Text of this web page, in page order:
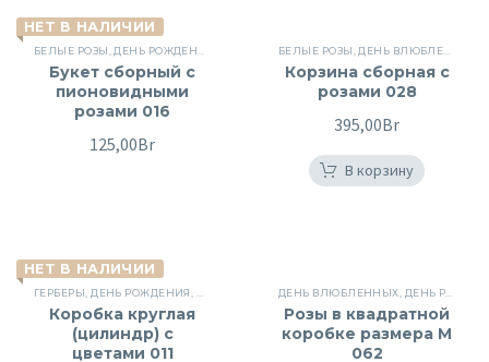
НЕТ В НАЛИЧИИ
БЕЛЫЕ РОЗЫ ДЕНЬ РОЖДЕНИЯ КУСТОВЫЕ РОЗЫ,ПОВОД, РОЗЫ,СБОРНЫЕ
Букет сборный с
пионовидными
розами 016
125,00Br
БЕЛЫЕ РОЗЫ ДЕНЬ ВЛЮБЛЕННЫХ
Корзина сборная с
розами 028
395,00Br
В корзину
НЕТ В НАЛИЧИИ
ГЕРБЕРЫ ДЕНЬ РОЖДЕНИЯ ЦВЕТЫ ДЛЯ ЖЕНЩИН,ШЛЯПНЫЕ,
Коробка круглая
(цилиндр) с
цветами 011
ДЕНЬ ВЛЮБЛЕННЫХ ДЕНЬ РОЖДЕНИЯ
Розы в квадратной
коробке размера M
062